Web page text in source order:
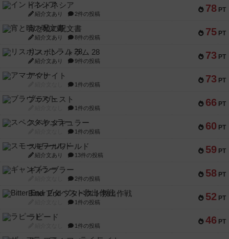
78 PT
インドネシア
紹介文あり 2件の投稿
75 PT
宵と暁の呪文書
紹介文あり 8件の投稿
73 PT
リスボン・トラム 28
紹介文あり 9件の投稿
73 PT
アマナイト
1件の投稿
66 PT
ブラヴェスト
1件の投稿
60 PT
スペクタキュラー
1件の投稿
59 PT
スモールワールド
紹介文あり 13件の投稿
58 PT
ギャンブラー
2件の投稿
52 PT
Bitter End ブタペスト救出作戦
1件の投稿
46 PT
ラピード
1件の投稿